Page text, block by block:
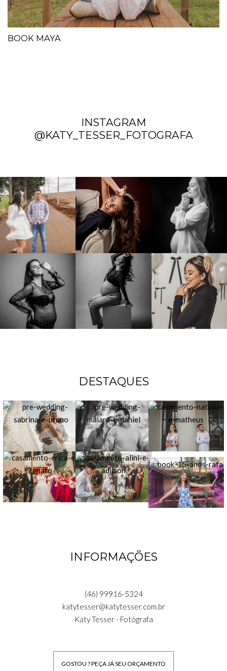
BOOK MAYA
INSTAGRAM
@KATY_TESSER_FOTOGRAFA
DESTAQUES
INFORMAÇÕES
(46) 99916-5324
katytesser@katytesser.com.br
Katy Tesser - Fotógrafa
GOSTOU ? PEÇA JÁ SEU ORÇAMENTO